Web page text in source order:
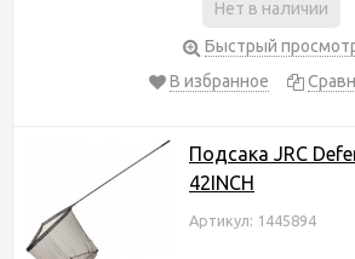
Нет в наличии
Быстрый
В избранное
Подсака JRC
42INCH
Артикул: 1445894